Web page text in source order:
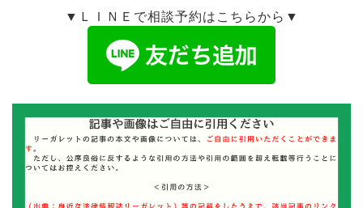
▼ＬＩＮＥで相談予約はこちらから▼